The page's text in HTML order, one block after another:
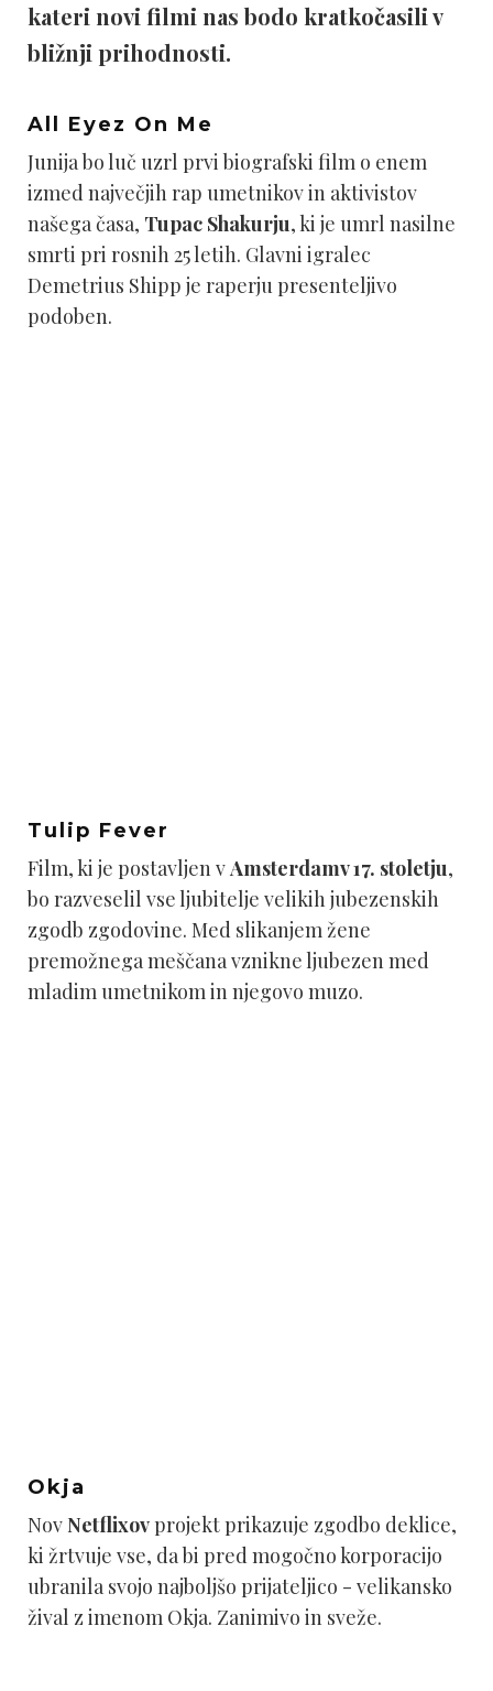
kateri novi filmi nas bodo kratkočasili v
bližnji prihodnosti.
All Eyez On Me
Junija bo luč uzrl prvi biografski film o enem
izmed največjih rap umetnikov in aktivistov
našega časa, Tupac Shakurju, ki je umrl nasilne
smrti pri rosnih 25 letih. Glavni igralec
Demetrius Shipp je raperju presenteljivo
podoben.
Tulip Fever
Film, ki je postavljen vAmsterdamv 17. stoletju,
bo razveselil vse ljubitelje velikih jubezenskih
zgodb zgodovine. Med slikanjem žene
premožnega meščana vznikne ljubezen med
mladim umetnikom in njegovo muzo.
Okja
NovNetflixovprojekt prikazuje zgodbo deklice,
ki žrtvuje vse, da bi pred mogočno korporacijo
ubranila svojo najboljšo prijateljico - velikansko
žival z imenom Okja. Zanimivo in sveže.